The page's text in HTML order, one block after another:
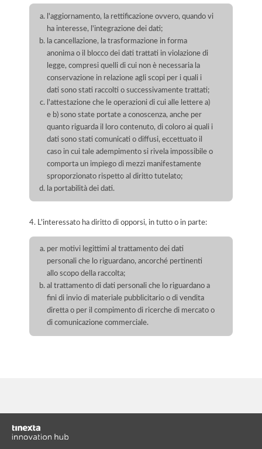
l'aggiornamento, la rettificazione ovvero, quando vi
ha interesse, l'integrazione dei dati;
la cancellazione, la trasformazione in forma
anonima o il blocco dei dati trattati in violazione di
legge, compresi quelli di cui non è necessaria la
conservazione in relazione agli scopi per i quali i
dati sono stati raccolti o successivamente trattati;
l'attestazione che le operazioni di cui alle lettere a)
e b) sono state portate a conoscenza, anche per
quanto riguarda il loro contenuto, di coloro ai quali i
dati sono stati comunicati o diffusi, eccettuato il
caso in cui tale adempimento si rivela impossibile o
comporta un impiego di mezzi manifestamente
sproporzionato rispetto al diritto tutelato;
la portabilità dei dati.
4. L'interessato ha diritto di opporsi, in tutto o in parte:
per motivi legittimi al trattamento dei dati
personali che lo riguardano, ancorché pertinenti
allo scopo della raccolta;
al trattamento di dati personali che lo riguardano a
fini di invio di materiale pubblicitario o di vendita
diretta o per il compimento di ricerche di mercato o
di comunicazione commerciale.